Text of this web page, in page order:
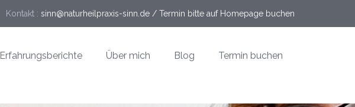
Kontakt : sinn@naturheilpraxis-sinn.de / Termin bitte auf Homepage buchen
Erfahrungsberichte Über mich Blog Termin buchen